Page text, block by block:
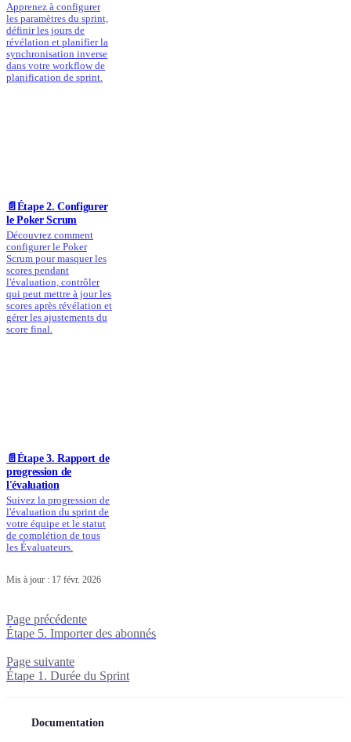
Apprenez à configurer
les paramètres du sprint,
définir les jours de
révélation et planifier la
synchronisation inverse
dans votre workflow de
planification de sprint.
📄️ Étape 2. Configurer
le Poker Scrum
Découvrez comment
configurer le Poker
Scrum pour masquer les
scores pendant
l'évaluation, contrôler
qui peut mettre à jour les
scores après révélation et
gérer les ajustements du
score final.
📄️ Étape 3. Rapport de
progression de
l'évaluation
Suivez la progression de
l'évaluation du sprint de
votre équipe et le statut
de complétion de tous
les Évaluateurs.
Mis à jour : 17 févr. 2026
Page précédente
Étape 5. Importer des abonnés
Page suivante
Étape 1. Durée du Sprint
Documentation